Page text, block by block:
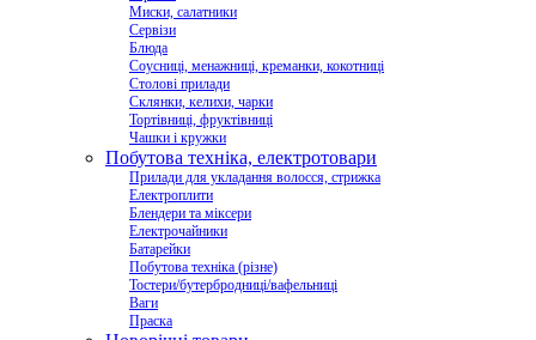
Миски, салатники
Сервізи
Блюда
Соусниці, менажниці, креманки, кокотниці
Столові прилади
Склянки, келихи, чарки
Тортівниці, фруктівниці
Чашки і кружки
Побутова техніка, електротовари
Прилади для укладання волосся, стрижка
Електроплити
Блендери та міксери
Електрочайники
Батарейки
Побутова техніка (різне)
Тостери/бутербродниці/вафельниці
Ваги
Праска